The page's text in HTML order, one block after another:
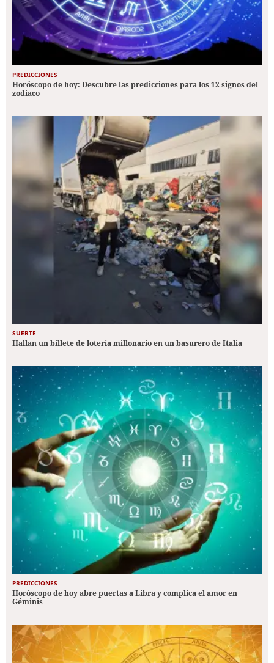
PREDICCIONES
Horóscopo de hoy: Descubre las predicciones para los 12 signos del
zodiaco
SUERTE
Hallan un billete de lotería millonario en un basurero de Italia
PREDICCIONES
Horóscopo de hoy abre puertas a Libra y complica el amor en
Géminis